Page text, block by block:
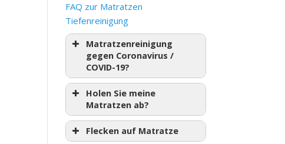
FAQ zur Matratzen
Tiefenreinigung
Matratzenreinigung
gegen Coronavirus /
COVID-19?
Holen Sie meine
Matratzen ab?
Flecken auf Matratze